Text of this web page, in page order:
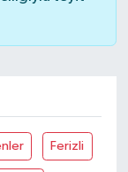
Ferizli